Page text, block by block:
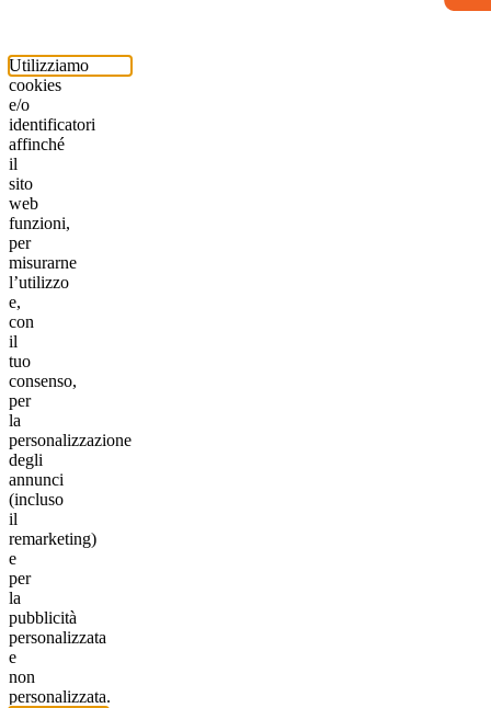
Utilizziamo
cookies
e/o
identificatori
affinché
il
sito
web
funzioni,
per
misurarne
l’utilizzo
e,
con
il
tuo
consenso,
per
la
personalizzazione
degli
annunci
(incluso
il
remarketing)
e
per
la
pubblicità
personalizzata
e
non
personalizzata.